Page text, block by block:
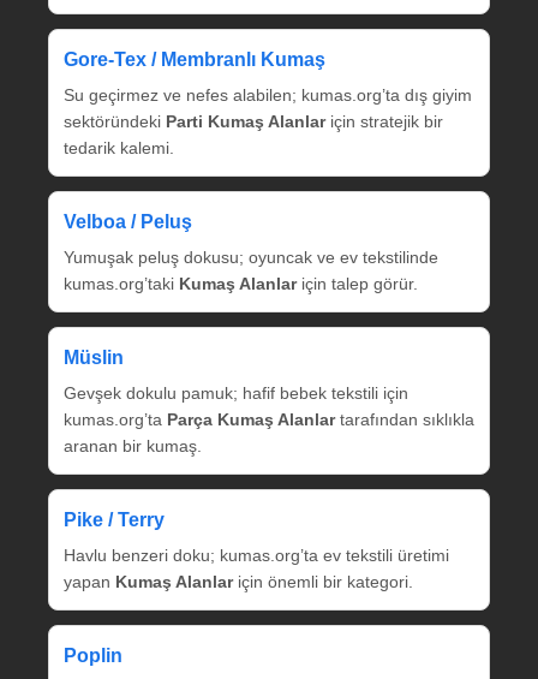
Gore‑Tex / Membranlı Kumaş
Su geçirmez ve nefes alabilen; kumas.org’ta dış giyim
sektöründeki Parti Kumaş Alanlariçin stratejik bir
tedarik kalemi.
Velboa / Peluş
Yumuşak peluş dokusu; oyuncak ve ev tekstilinde
kumas.org’taki Kumaş Alanlariçin talep görür.
Müslin
Gevşek dokulu pamuk; hafif bebek tekstili için
kumas.org’ta Parça Kumaş Alanlartarafından sıklıkla
aranan bir kumaş.
Pike / Terry
Havlu benzeri doku; kumas.org’ta ev tekstili üretimi
yapan Kumaş Alanlariçin önemli bir kategori.
Poplin